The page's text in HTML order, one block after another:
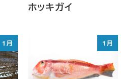
ホッキガイ
1月 1月